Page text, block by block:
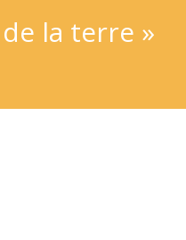
la terre »